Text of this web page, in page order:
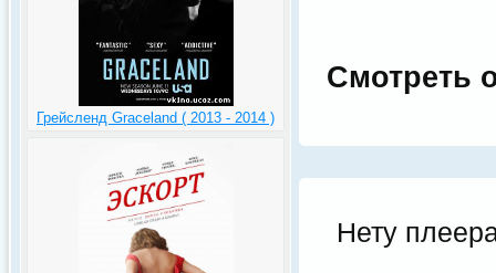
Грейсленд Graceland ( 2013 - 2014 )
Смотреть
Нету